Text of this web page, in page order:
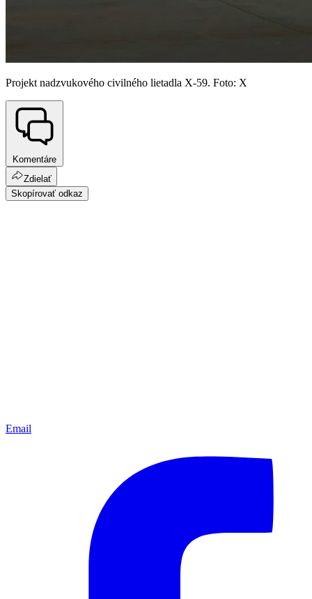
Projekt nadzvukového civilného lietadla X-59. Foto: X
Komentáre
Zdielať
Skopírovať odkaz
Email